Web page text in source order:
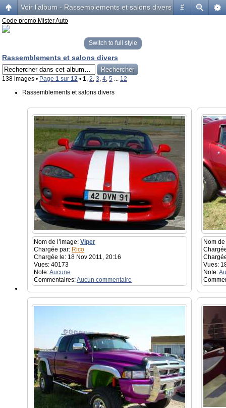
#
Voir l’album - Rassemblements et salons divers
Code promo Mister Auto
Switch to full style
Rassemblements et salons divers
138 images • Page 1 sur 12 • 1, 2, 3, 4, 5 ... 12
Rassemblements et salons divers
Nom de l’image: Viper
Chargée par: Rico
Chargée le: 18 Nov 2011, 20:16
Vues: 40173
Note:Aucune
Commentaires:Aucun commentaire
Nom
Vues:
Note: